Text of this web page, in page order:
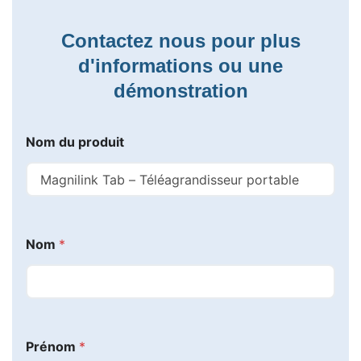
Contactez nous pour plus
d'informations ou une
démonstration
Nom du produit
Nom *
P
Prénom *